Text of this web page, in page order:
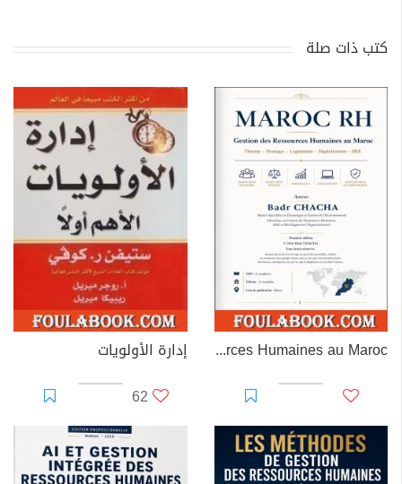
كتب ذات صلة
MAROC RH – Gestion des Ressources Humaines au Maroc
إدارة الأولويات
62